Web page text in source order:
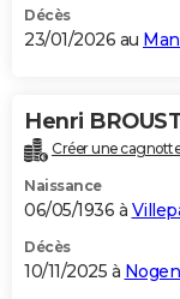
BONS PLANS
Carte de Noël
Carte Bonne année
Carte Saint-Valentin
Carte Pâques
Carte d'anniversaire
DICTIONNAIRE
Dictionnaire
Biographies
Citations
Expressions
Proverbes
PROGRAMME TV
S'inscrire
Se connecter
Lycées
Collèges
Primaires
Universités
Entreprises
Service militaire
Avis de recherche
AVIS DE DÉCÈS
Décès
23/01/2026 au
Henri
Créer une
Naissance
06/05/1936 à
Décès
10/11/2025 à